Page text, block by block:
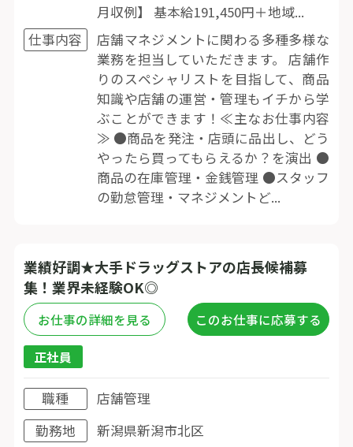
月収例】 基本給191,450円＋地域...
仕事内容
店舗マネジメントに関わる多種多様な
業務を担当していただきます。 店舗作
りのスペシャリストを目指して、商品
知識や店舗の運営・管理もイチから学
ぶことができます！≪主なお仕事内容
≫ ●商品を発注・店頭に品出し、どう
やったら買ってもらえるか？を演出 ●
商品の在庫管理・金銭管理 ●スタッフ
の勤怠管理・マネジメントど...
業績好調★大手ドラッグストアの店長候補募
集！業界未経験OK◎
お仕事の詳細を見る このお仕事に応募する
正社員
職種
店舗管理
勤務地
新潟県新潟市北区